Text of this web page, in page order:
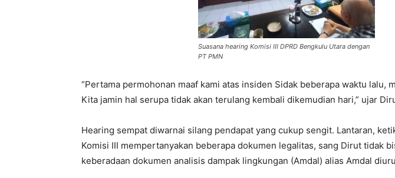
Suasana hearing Komisi III DPRD Bengkulu Utara dengan
PT PMN
“Pertama permohonan maaf kami atas insiden Sidak beberapa waktu lalu,
Kita jamin hal serupa tidak akan terulang kembali dikemudian hari,” ujar
Hearing sempat diwarnai silang pendapat yang cukup sengit. Lantaran,
Komisi III mempertanyakan beberapa dokumen legalitas, sang Dirut tidak
keberadaan dokumen analisis dampak lingkungan (Amdal) alias Amdal